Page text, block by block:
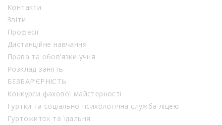
Контакти
Звіти
Професії
Дистанційне навчання
Права та обов’язки учня
Розклад занять
БЕЗБАР’ЄРНІСТЬ
Конкурси фахової майстерності
Гуртки та соціально-психологічна служба ліцею
Гуртожиток та їдальня